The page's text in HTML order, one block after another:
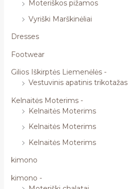
Moteriškos pižamos
Vyriški Marškinėliai
Dresses
Footwear
Gilios Iškirptės Liemenėlės -
Vestuvinis apatinis trikotažas
Kelnaitės Moterims -
Kelnaitės Moterims
Kelnaitės Moterims
Kelnaitės Moterims
kimono
kimono -